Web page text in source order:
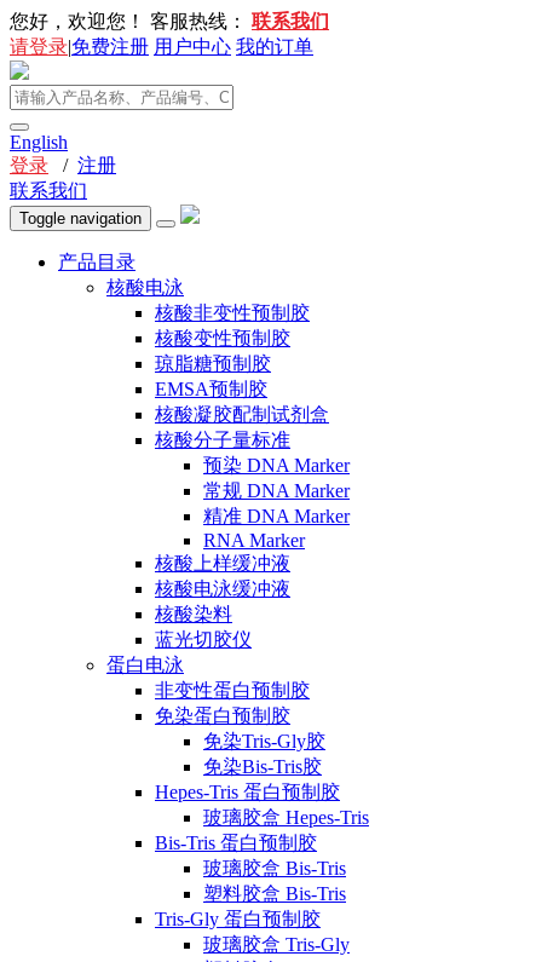
您好，欢迎您！ 客服热线： 联系我们
请登录|免费注册 用户中心 我的订单
English
登录 / 注册
联系我们
Toggle navigation
产品目录
核酸电泳
核酸非变性预制胶
核酸变性预制胶
琼脂糖预制胶
EMSA预制胶
核酸凝胶配制试剂盒
核酸分子量标准
预染 DNA Marker
常规 DNA Marker
精准 DNA Marker
RNA Marker
核酸上样缓冲液
核酸电泳缓冲液
核酸染料
蓝光切胶仪
蛋白电泳
非变性蛋白预制胶
免染蛋白预制胶
免染Tris-Gly胶
免染Bis-Tris胶
Hepes-Tris 蛋白预制胶
玻璃胶盒 Hepes-Tris
Bis-Tris 蛋白预制胶
玻璃胶盒 Bis-Tris
塑料胶盒 Bis-Tris
Tris-Gly 蛋白预制胶
玻璃胶盒 Tris-Gly